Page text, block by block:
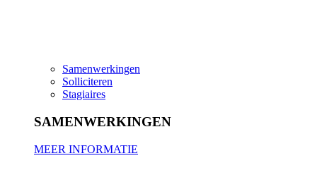
Samenwerkingen
Solliciteren
Stagiaires
SAMENWERKINGEN
MEER INFORMATIE